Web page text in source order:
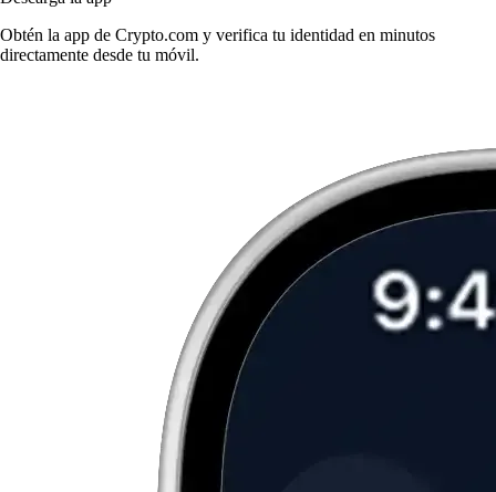
Obtén la app de Crypto.com y verifica tu identidad en minutos
directamente desde tu móvil.